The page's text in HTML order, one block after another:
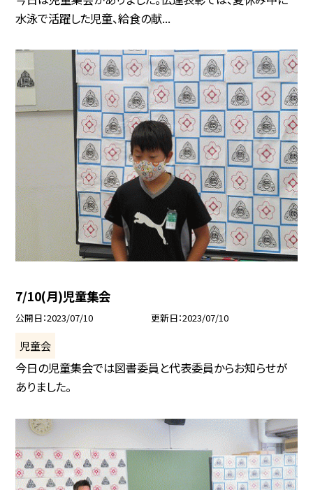
水泳で活躍した児童、給食の献...
7/10(月)児童集会
公開日 2023/07/10 更新日 2023/07/10
児童会
今日の児童集会では図書委員と代表委員からお知らせが
ありました。